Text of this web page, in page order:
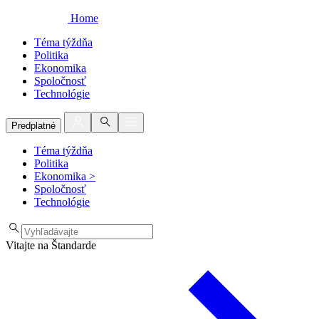
Home
Téma týždňa
Politika
Ekonomika
Spoločnosť
Technológie
Predplatné
Téma týždňa
Politika
Ekonomika >
Spoločnosť
Technológie
Vitajte na Štandarde